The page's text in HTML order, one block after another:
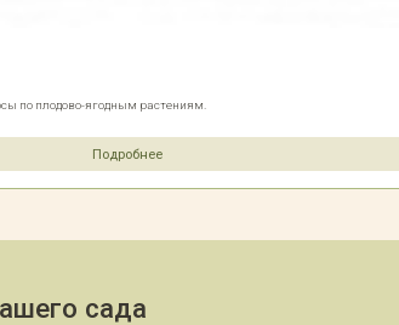
по плодово-ягодным растениям.
Подробнее
сада